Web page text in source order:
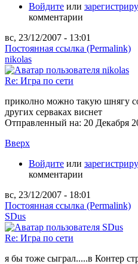
Войдите или
комментарии
вс, 23/12/2007 - 13:01
Постоянная ссылка (Permalink)
nikolas
Re: Игра по сети
приколно можно такую шнягу
других серваках виснет
Отправленный на: 20 Декабря
Вверх
Войдите или
комментарии
вс, 23/12/2007 - 18:01
Постоянная ссылка (Permalink)
SDus
Re: Игра по сети
я бы тоже сыграл.....в Контер